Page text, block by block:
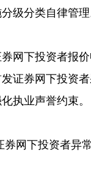
级分类自律管理
网下投资者报
证券网下投资
执业声誉约束。
券网下投资者异